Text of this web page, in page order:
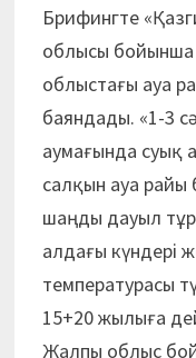
Брифингте
облысы
облыстағы ауа
баяндады. «1-3
аумағында суық
салқын ауа райы
шаңды дауыл
алдағы күндері
температурасы
15+20 жылыға
Жалпы облыс